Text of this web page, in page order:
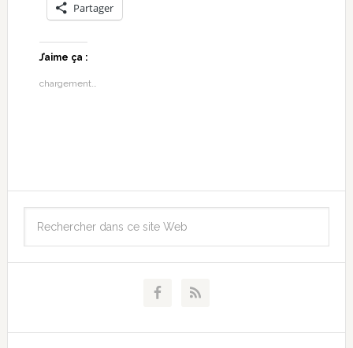
Partager
J’aime ça :
chargement…